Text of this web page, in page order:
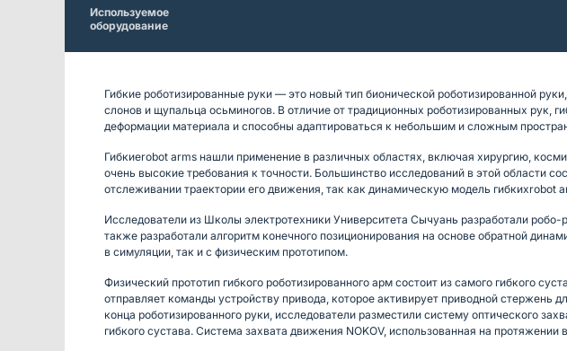
Используемое
оборудование
Гибкие роботизированные руки — это новый тип бионической роботизированной
слонов и щупальца осьминогов. В отличие от традиционных роботизированных рук,
деформации материала и способны адаптироваться к небольшим и сложным
Гибкиеrobot arms нашли применение в различных областях, включая хирургию,
очень высокие требования к точности. Большинство исследований в этой области
отслеживании траектории его движения, так как динамическую модель гибкихrobot
Исследователи из Школы электротехники Университета Сычуань разработали
также разработали алгоритм конечного позиционирования на основе обратной
в симуляции, так и с физическим прототипом.
Физический прототип гибкого роботизированного арм состоит из самого гибкого
отправляет команды устройству привода, которое активирует приводной стержень
конца роботизированного руки, исследователи разместили систему оптического
гибкого сустава. Система захвата движения NOKOV, использованная на